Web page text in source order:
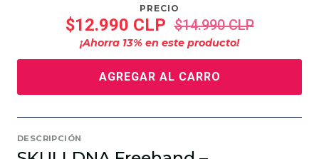
PRECIO
$12.990 CLP $14.990 CLP
¡Ahorra 13% en este producto!
AGREGAR AL CARRO
DESCRIPCIÓN